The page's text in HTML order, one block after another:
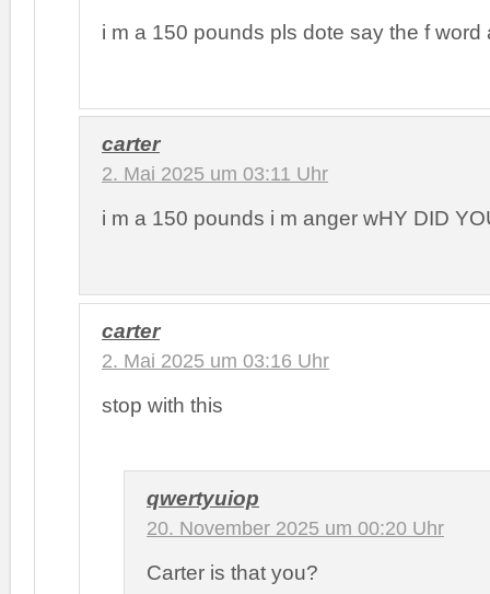
i m a 150 pounds pls dote say the f word
carter
2. Mai 2025 um 03:11 Uhr
i m a 150 pounds i m anger wHY DID
carter
2. Mai 2025 um 03:16 Uhr
stop with this
qwertyuiop
20. November 2025 um 00:20 Uhr
Carter is that you?